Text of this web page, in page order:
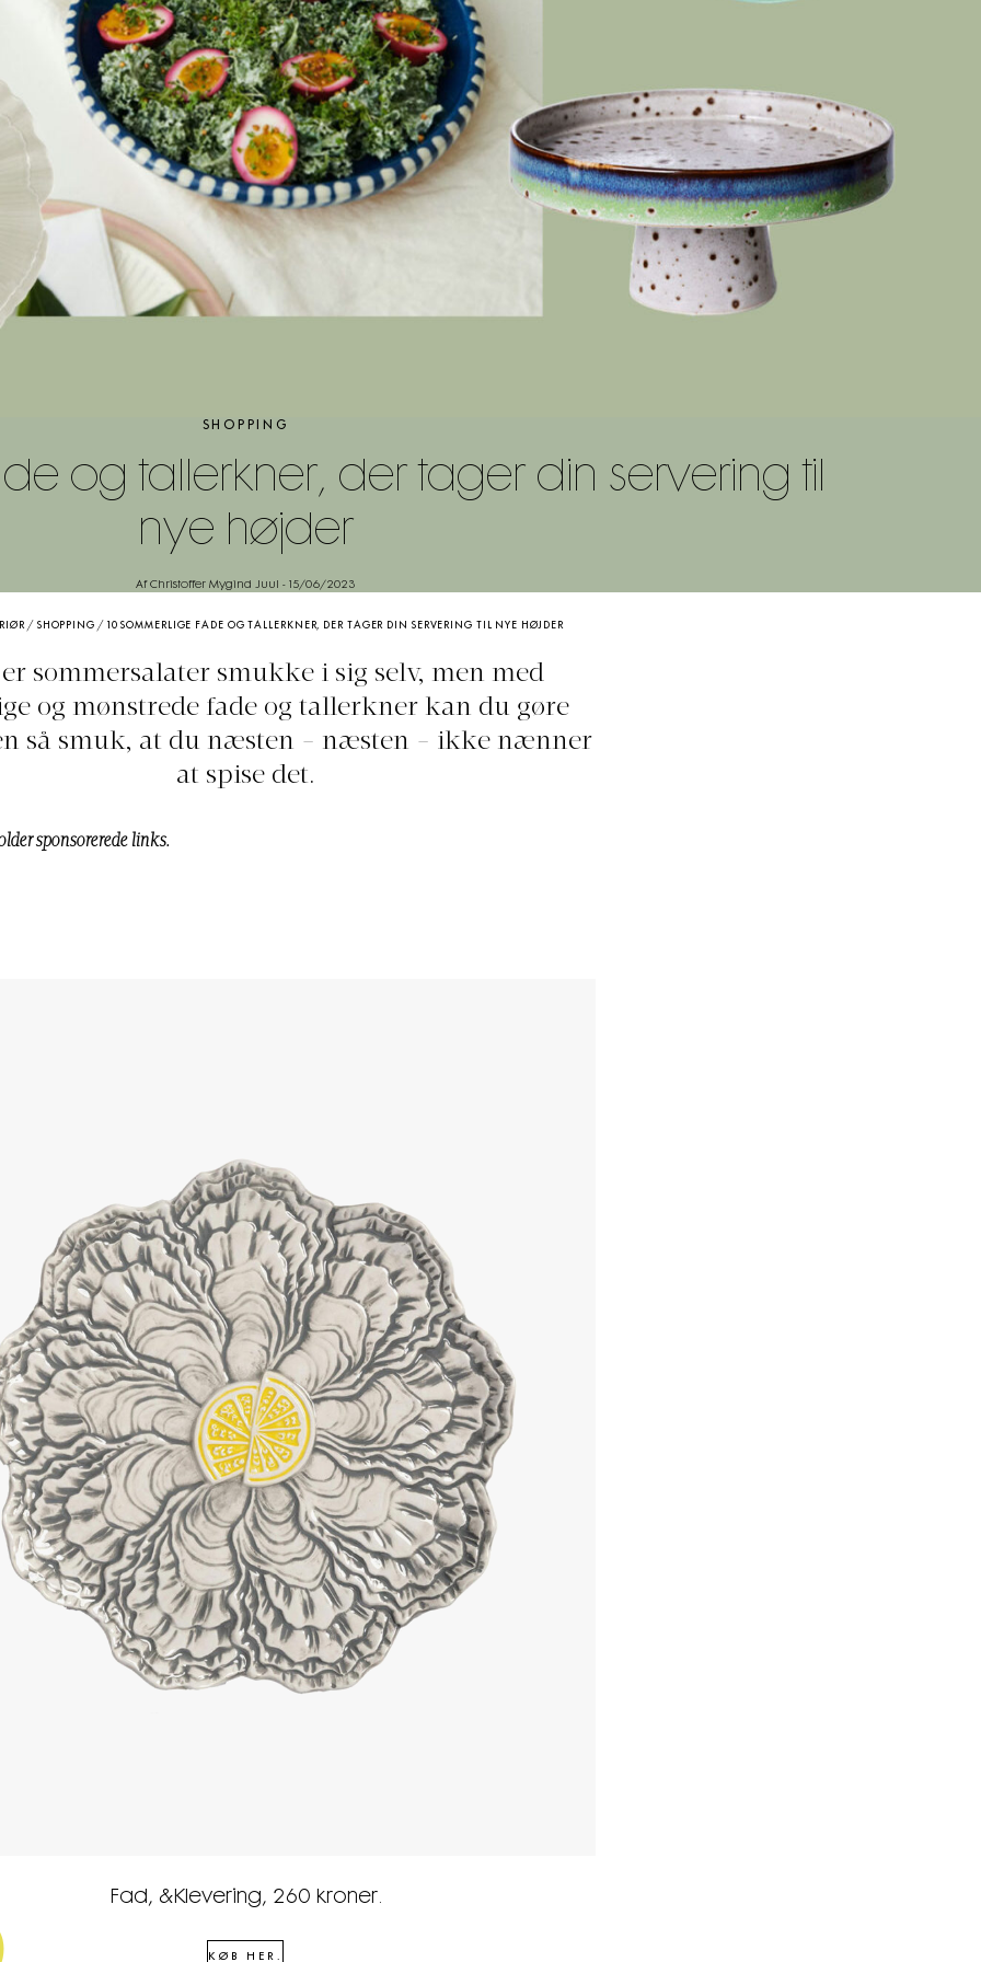
SHOPPING
og tallerkner, der tager din servering til
nye højder
Af Christoffer Mygind Juul - 15/06/2023
/ SHOPPING / 10 SOMMERLIGE FADE OG TALLERKNER, DER TAGER DIN SERVERING TIL NYE HØJDER
sommersalater smukke i sig selv, men med
og mønstrede fade og tallerkner kan du gøre
så smuk, at du næsten - næsten - ikke nænner
at spise det.
sponsorerede links.
Fad, &Klevering, 260 kroner.
KØB HER.